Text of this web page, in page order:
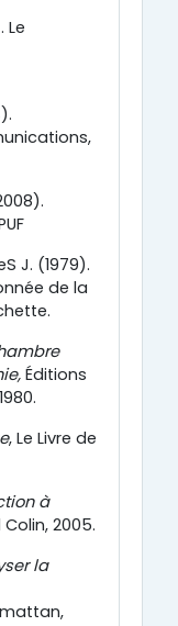
Le
J. (1979).
de la
Éditions
, Le Livre de
à
2005.
la